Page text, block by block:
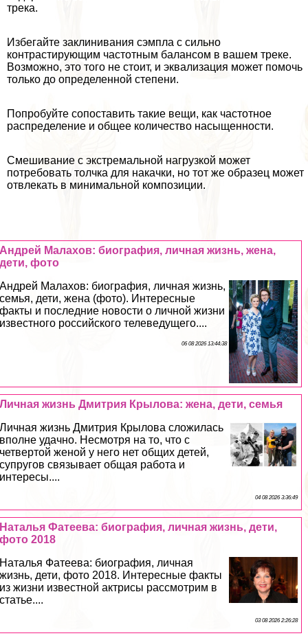
трека.
Избегайте заклинивания сэмпла с сильно
контрастирующим частотным балансом в вашем треке.
Возможно, это того не стоит, и эквализация может помочь
только до определенной степени.
Попробуйте сопоставить такие вещи, как частотное
распределение и общее количество насыщенности.
Смешивание с экстремальной нагрузкой может
потребовать толчка для накачки, но тот же образец может
отвлекать в минимальной композиции.
Андрей Малахов: биография, личная жизнь, жена,
дети, фото
Андрей Малахов: биография, личная жизнь,
семья, дети, жена (фото). Интересные
факты и последние новости о личной жизни
известного российского телеведущего....
06 08 2026 13:44:38
Личная жизнь Дмитрия Крылова: жена, дети, семья
Личная жизнь Дмитрия Крылова сложилась
вполне удачно. Несмотря на то, что с
четвертой женой у него нет общих детей,
супругов связывает общая работа и
интересы....
04 08 2026 3:36:49
Наталья Фатеева: биография, личная жизнь, дети,
фото 2018
Наталья Фатеева: биография, личная
жизнь, дети, фото 2018. Интересные факты
из жизни известной актрисы рассмотрим в
статье....
03 08 2026 2:26:28